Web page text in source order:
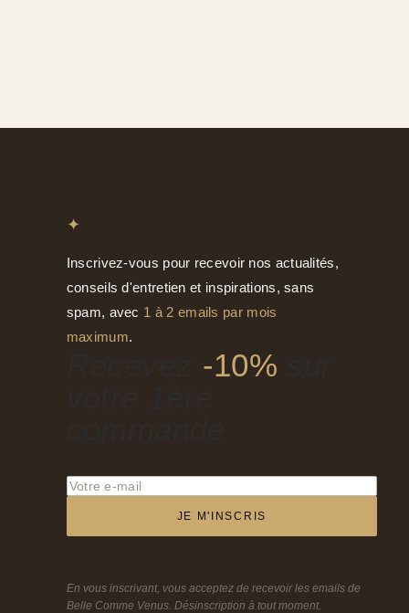
✦
Inscrivez-vous pour recevoir nos actualités,
conseils d'entretien et inspirations, sans
spam, avec 1 à 2 emails par mois
maximum.
-10%
JE M'INSCRIS
En vous inscrivant, vous acceptez de recevoir les emails de
Belle Comme Venus. Désinscription à tout moment.